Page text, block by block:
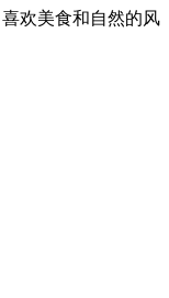
欢美食和自然的风